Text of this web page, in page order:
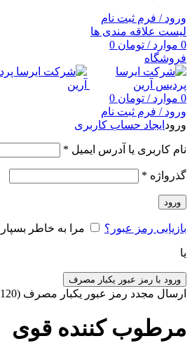
ورود / فرم ثبت نام
لیست علاقه مندی ها
0 موارد / تومان
فروشگاه
0 موارد / تومان
ورود / فرم ثبت نام
ورود ایجاد حساب کاربری
نام کاربری یا آدرس ایمیل *
گذرواژه *
ورود
بازیابی رمز عبور؟ مرا به خاطر بسپار
یا
ورود با رمز عبور یکبار مصرف
ارسال مجدد رمز عبور یکبار مصرف (00:
120
مرطوب کننده قوی